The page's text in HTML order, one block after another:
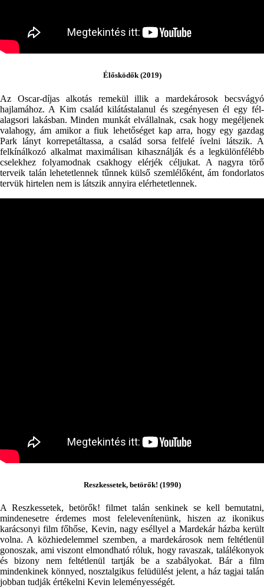
Élősködők (2019)
Az Oscar-díjas alkotás remekül illik a mardekárosok becsvágyó
hajlamához. A Kim család kilátástalanul és szegényesen él egy fél-
alagsori lakásban. Minden munkát elvállalnak, csak hogy megéljenek
valahogy, ám amikor a fiuk lehetőséget kap arra, hogy egy gazdag
Park lányt korrepetáltassa, a család sorsa felfelé ívelni látszik. A
felkínálkozó alkalmat maximálisan kihasználják és a legkülönfélébb
cselekhez folyamodnak csakhogy elérjék céljukat. A nagyra törő
terveik talán lehetetlennek tűnnek külső szemlélőként, ám fondorlatos
tervük hirtelen nem is látszik annyira elérhetetlennek.
Reszkessetek, betörők! (1990)
A Reszkessetek, betörők! filmet talán senkinek se kell bemutatni,
mindenesetre érdemes most felelevenítenünk, hiszen az ikonikus
karácsonyi film főhőse, Kevin, nagy eséllyel a Mardekár házba került
volna. A közhiedelemmel szemben, a mardekárosok nem feltétlenül
gonoszak, ami viszont elmondható róluk, hogy ravaszak, találékonyok
és bizony nem feltétlenül tartják be a szabályokat. Bár a film
mindenkinek könnyed, nosztalgikus felüdülést jelent, a ház tagjai talán
jobban tudják értékelni Kevin leleményességét.